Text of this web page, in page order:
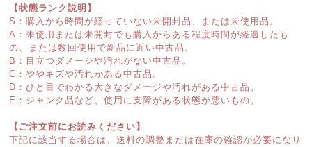
【状態ランク説明】
S：購入から時間が経っていない未開封品、または未使用品。
A：未使用または未開封でも購入からある程度時間が経過したも
の、または数回使用で新品に近い中古品。
B：目立つダメージや汚れがない中古品。
C：ややキズや汚れがある中古品。
D：ひと目でわかる大きなダメージや汚れがある中古品。
E：ジャンク品など、使用に支障がある状態が悪いもの。
【ご注文前にお読みください】
下記に該当する場合は、送料の調整または在庫の確認が必要になり